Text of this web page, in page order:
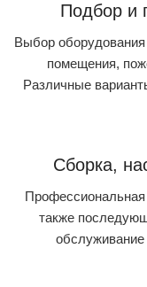
Подбор и
Выбор
помещения,
Различные
Сборка,
Профессиональная
также
обслуживание